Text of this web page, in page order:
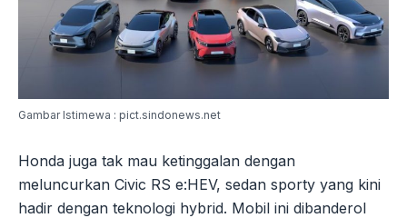
Gambar Istimewa : pict.sindonews.net
Honda juga tak mau ketinggalan dengan
meluncurkan Civic RS e:HEV, sedan sporty yang kini
hadir dengan teknologi hybrid. Mobil ini dibanderol